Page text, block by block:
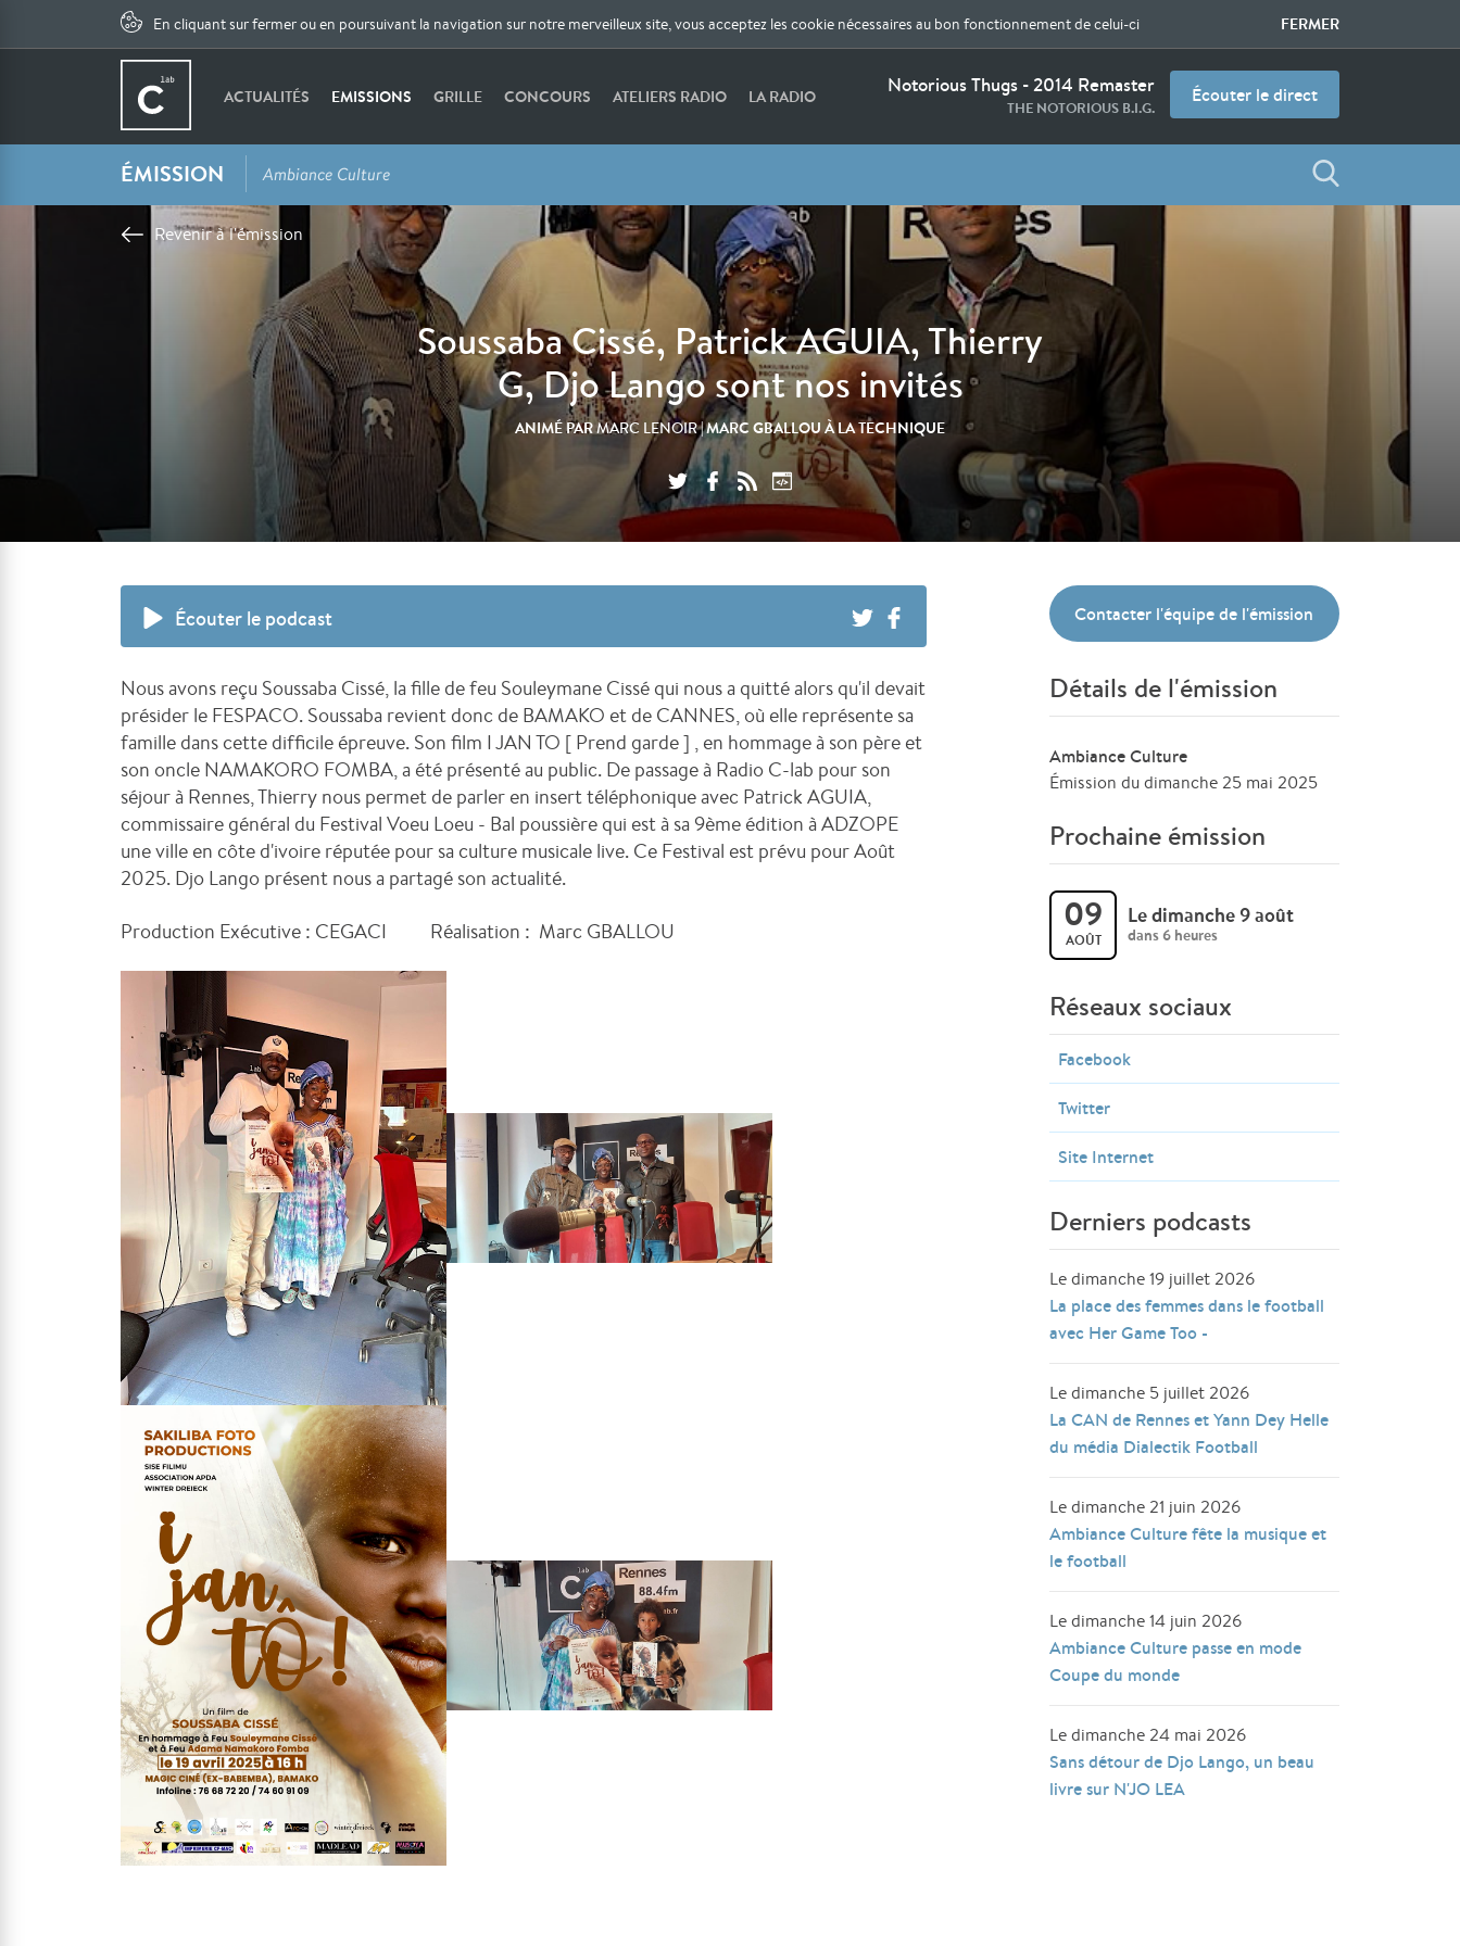
En cliquant sur fermer ou en poursuivant la navigation sur notre merveilleux site, vous acceptez les cookie nécessaires au bon fonctionnement de celui-ci FERMER
ACTUALITÉS EMISSIONS GRILLE CONCOURS ATELIERS RADIO LA RADIO Notorious Thugs - 2014 Remaster
THE NOTORIOUS B.I.G.
Écouter le direct
ÉMISSION Ambiance Culture
Revenir à l'émission
Soussaba Cissé, Patrick AGUIA, Thierry
G, Djo Lango sont nos invités
ANIMÉ PARMARC LENOIR| MARC GBALLOU À LA TECHNIQUE
Écouter le podcast
Nous avons reçu Soussaba Cissé, la fille de feu Souleymane Cissé qui nous a quitté alors qu'il devait
présider le FESPACO. Soussaba revient donc de BAMAKO et de CANNES, où elle représente sa
famille dans cette difficile épreuve. Son film I JAN TO [ Prend garde ] , en hommage à son père et
son oncle NAMAKORO FOMBA, a été présenté au public. De passage à Radio C-lab pour son
séjour à Rennes, Thierry nous permet de parler en insert téléphonique avec Patrick AGUIA,
commissaire général du Festival Voeu Loeu - Bal poussière qui est à sa 9ème édition à ADZOPE
une ville en côte d'ivoire réputée pour sa culture musicale live. Ce Festival est prévu pour Août
2025. Djo Lango présent nous a partagé son actualité.
Production Exécutive : CEGACI Réalisation : Marc GBALLOU
Contacter l'équipe de l'émission
Détails de l'émission
Ambiance Culture
Émission du dimanche 25 mai 2025
Prochaine émission
09
AOÛT
Le dimanche 9 août
dans 6 heures
Réseaux sociaux
Facebook
Twitter
Site Internet
Derniers podcasts
Le dimanche 19 juillet 2026
La place des femmes dans le football
avec Her Game Too -
Le dimanche 5 juillet 2026
La CAN de Rennes et Yann Dey Helle
du média Dialectik Football
Le dimanche 21 juin 2026
Ambiance Culture fête la musique et
le football
Le dimanche 14 juin 2026
Ambiance Culture passe en mode
Coupe du monde
Le dimanche 24 mai 2026
Sans détour de Djo Lango, un beau
livre sur N'JO LEA